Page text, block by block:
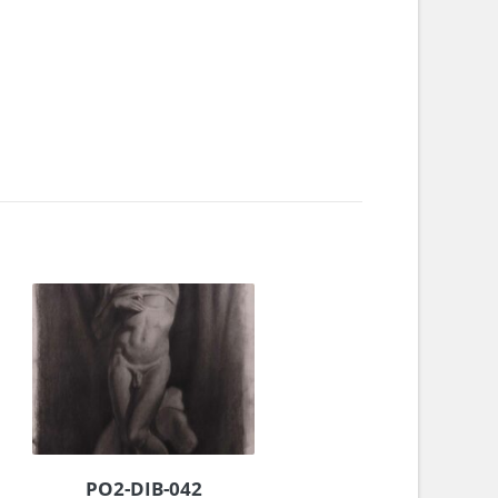
PO2-DIB-042